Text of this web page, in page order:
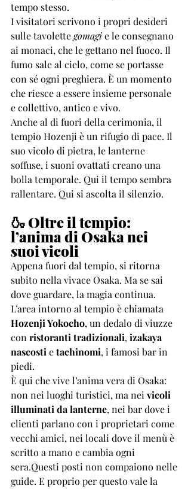
tempo stesso.
I visitatori scrivono i propri desideri
sulle tavolette gomagi e le consegnano
ai monaci, che le gettano nel fuoco. Il
fumo sale al cielo, come se portasse
con sé ogni preghiera. È un momento
che riesce a essere insieme personale
e collettivo, antico e vivo.
Anche al di fuori della cerimonia, il
tempio Hozenji è un rifugio di pace. Il
suo vicolo di pietra, le lanterne
soffuse, i suoni ovattati creano una
bolla temporale. Qui il tempo sembra
rallentare. Qui si ascolta il silenzio.
🍶 Oltre il tempio:
l’anima di Osaka nei
suoi vicoli
Appena fuori dal tempio, si ritorna
subito nella vivace Osaka. Ma se sai
dove guardare, la magia continua.
L’area intorno al tempio è chiamata
Hozenji Yokocho, un dedalo di viuzze
con ristoranti tradizionali, izakaya
nascosti e tachinomi, i famosi bar in
piedi.
È qui che vive l’anima vera di Osaka:
non nei luoghi turistici, ma nei vicoli
illuminati da lanterne, nei bar dove i
clienti parlano con i proprietari come
vecchi amici, nei locali dove il menù è
scritto a mano e cambia ogni
sera.Questi posti non compaiono nelle
guide. E proprio per questo vale la